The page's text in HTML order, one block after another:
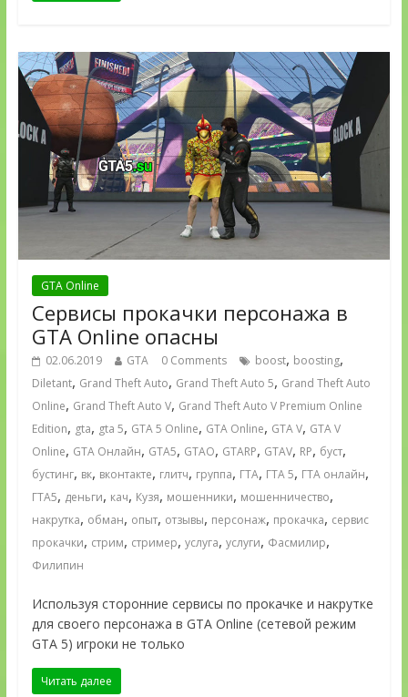
GTA Online
Сервисы прокачки персонажа в
GTA Online опасны
02.06.2019 GTA 0 Comments boost, boosting,
Diletant, Grand Theft Auto, Grand Theft Auto 5, Grand Theft Auto
Online, Grand Theft Auto V, Grand Theft Auto V Premium Online
Edition, gta, gta 5, GTA 5 Online, GTA Online, GTA V, GTA V
Online, GTA Онлайн, GTA5, GTAO, GTARP, GTAV, RP, буст,
бустинг, вк, вконтакте, глитч, группа, ГТА, ГТА 5, ГТА онлайн,
ГТА5, деньги, кач, Кузя, мошенники, мошенничество,
накрутка, обман, опыт, отзывы, персонаж, прокачка, сервис
прокачки, стрим, стример, услуга, услуги, Фасмилир,
Филипин
Используя сторонние сервисы по прокачке и накрутке
для своего персонажа в GTA Online (сетевой режим
GTA 5) игроки не только
Читать далее